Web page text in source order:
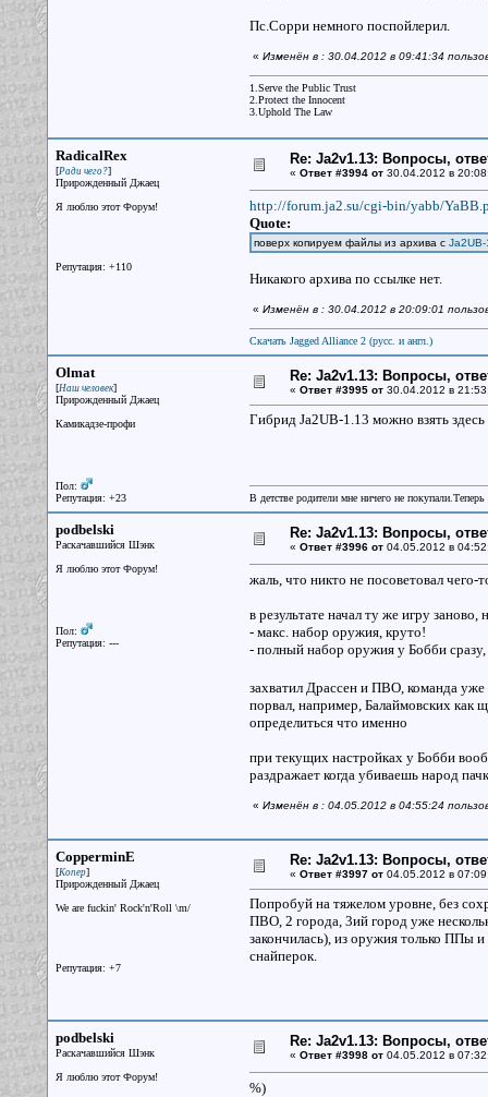
Пс.Сорри немного поспойлерил.
« Изменён в : 30.04.2012 в 09:41:34
1.Serve the Public Trust
2.Protect the Innocent
3.Uphold The Law
RadicalRex
[Ради чего?]
Прирожденный Джаец
Я люблю этот Форум!
Репутация: +110
Re: Ja2v1.13: Вопросы,
« Ответ #3994 от30.04.2012 в
http://forum.ja2.su/cgi-bin/yabb/
Quote:
поверх копируем файлы из архива с
Никакого архива по ссылке нет.
« Изменён в : 30.04.2012 в 20:09:01
Скачать Jagged Alliance 2 (русс. и англ.)
Olmat
[Наш человек]
Прирожденный Джаец
Камикадзе-профи
Пол:
Репутация: +23
Re: Ja2v1.13: Вопросы,
« Ответ #3995 от30.04.2012 в
Гибрид Ja2UB-1.13 можно взять здесь
В детстве родители мне ничего не
podbelski
Раскачавшийся Шэнк
Я люблю этот Форум!
Пол:
Репутация: ---
Re: Ja2v1.13: Вопросы,
« Ответ #3996 от04.05.2012 в
жаль, что никто не посоветовал
в результате начал ту же игру
- макс. набор оружия, круто!
- полный набор оружия у Бобби
захватил Драссен и ПВО, команда
порвал, например, Балаймовских как
определиться что именно
при текущих настройках у Бобби
раздражает когда убиваешь народ
« Изменён в : 04.05.2012 в 04:55:24
CopperminE
[Копер]
Прирожденный Джаец
We are fuckin' Rock'n'Roll \m/
Репутация: +7
Re: Ja2v1.13: Вопросы,
« Ответ #3997 от04.05.2012 в
Попробуй на тяжелом уровне, без
ПВО, 2 города, 3ий город уже
закончилась), из оружия только ППы
снайперок.
podbelski
Раскачавшийся Шэнк
Я люблю этот Форум!
Re: Ja2v1.13: Вопросы,
« Ответ #3998 от04.05.2012 в
%)